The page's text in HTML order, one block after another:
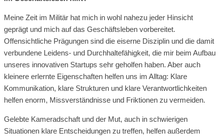
Meine Zeit im Militär hat mich in wohl nahezu jeder Hinsicht
geprägt und mich auf das Geschäftsleben vorbereitet.
Offensichtliche Prägungen sind die eiserne Disziplin und die damit
verbundene Leidens- und Durchhaltefähigkeit, die mir beim Aufbau
unseres innovativen Startups sehr geholfen haben. Aber auch
kleinere erlernte Eigenschaften helfen uns im Alltag: Klare
Kommunikation, klare Strukturen und klare Verantwortlichkeiten
helfen enorm, Missverständnisse und Friktionen zu vermeiden.
Gelebte Kameradschaft und der Mut, auch in schwierigen
Situationen klare Entscheidungen zu treffen, helfen außerdem